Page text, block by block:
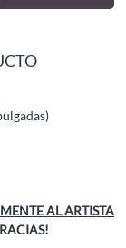
AL ARTISTA